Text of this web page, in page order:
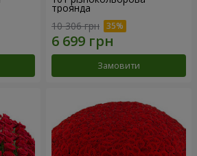
троянда
10 306 грн
Замовити